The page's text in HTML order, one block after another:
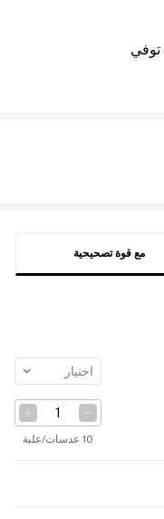
توفي
مع قوة تصحيحية
اختيار
10 عدسات/علبة